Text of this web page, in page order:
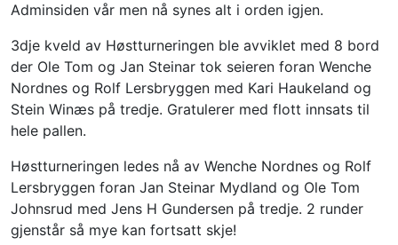
Adminsiden vår men nå synes alt i orden igjen.
3dje kveld av Høstturneringen ble avviklet med 8 bord
der Ole Tom og Jan Steinar tok seieren foran Wenche
Nordnes og Rolf Lersbryggen med Kari Haukeland og
Stein Winæs på tredje. Gratulerer med flott innsats til
hele pallen.
Høstturneringen ledes nå av Wenche Nordnes og Rolf
Lersbryggen foran Jan Steinar Mydland og Ole Tom
Johnsrud med Jens H Gundersen på tredje. 2 runder
gjenstår så mye kan fortsatt skje!